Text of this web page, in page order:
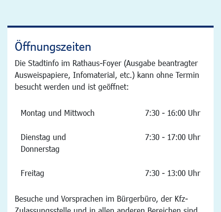
Öffnungszeiten
Die Stadtinfo im Rathaus-Foyer (Ausgabe beantragter
Ausweispapiere, Infomaterial, etc.) kann ohne Termin
besucht werden und ist geöffnet:
Montag und Mittwoch 7:30 - 16:00 Uhr
Dienstag und
Donnerstag
7:30 - 17:00 Uhr
Freitag 7:30 - 13:00 Uhr
Besuche und Vorsprachen im Bürgerbüro, der Kfz-